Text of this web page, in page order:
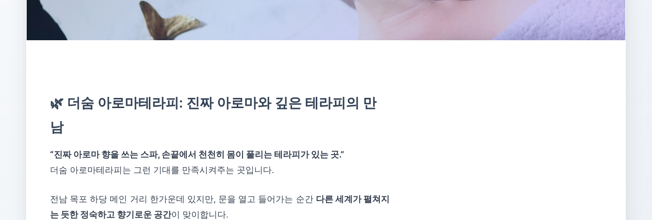
🌿 더숨 아로마테라피: 진짜 아로마와 깊은 테라피의 만
남
“진짜 아로마 향을 쓰는 스파, 손끝에서 천천히 몸이 풀리는 테라피가 있는 곳.”
더숨 아로마테라피는 그런 기대를 만족시켜주는 곳입니다.
전남 목포 하당 메인 거리 한가운데 있지만, 문을 열고 들어가는 순간 다른 세계가 펼쳐지
는 듯한 정숙하고 향기로운 공간이 맞이합니다.